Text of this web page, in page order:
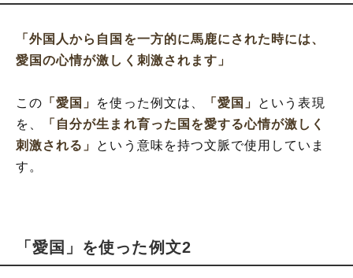
「外国人から自国を一方的に馬鹿にされた時には、
愛国の心情が激しく刺激されます」
この 「愛国」 を使った例文は、 「愛国」
という表現
を、
「自分が生まれ育った国を愛する心情が激しく
刺激される」 という意味を持つ文脈で使用していま
す。
「愛国」を使った例文2